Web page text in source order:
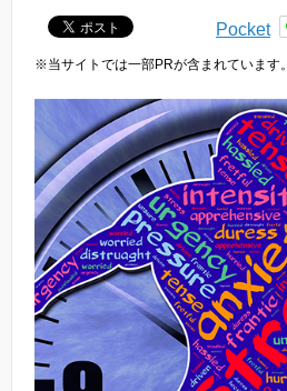
Pocket
※当サイトでは一部PRが含まれています。